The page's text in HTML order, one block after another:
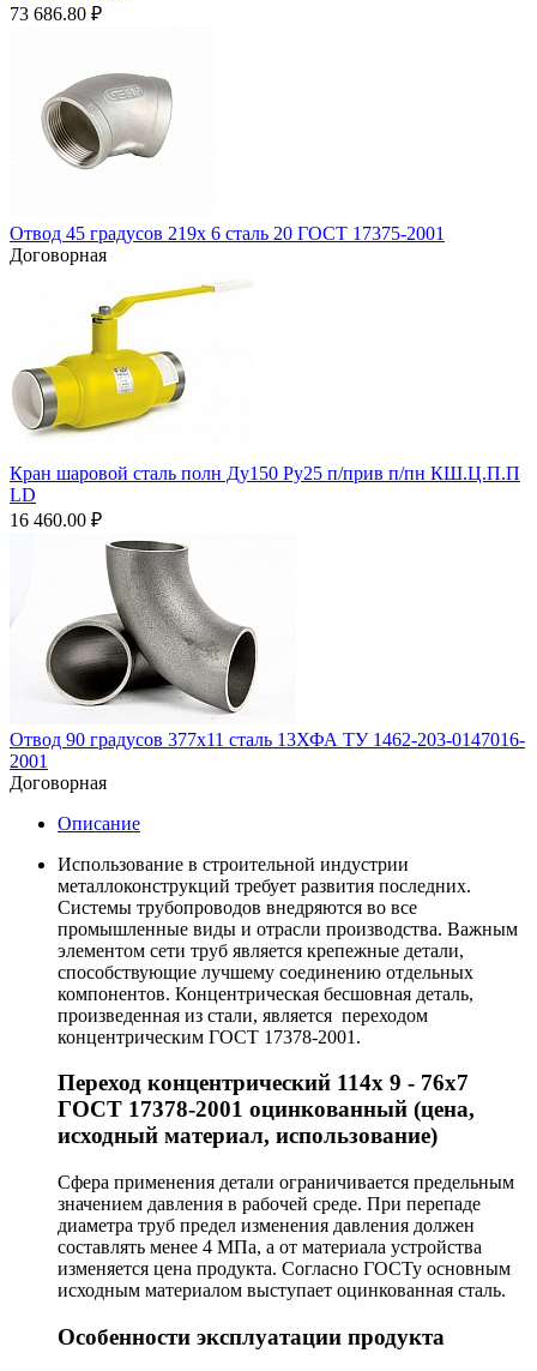
73 686.80 ₽
Отвод 45 градусов 219х 6 сталь 20 ГОСТ 17375-2001
Договорная
Кран шаровой сталь полн Ду150 Ру25 п/прив п/пн КШ.Ц.П.П
LD
16 460.00 ₽
Отвод 90 градусов 377х11 сталь 13ХФА ТУ 1462-203-0147016-
2001
Договорная
Описание
Использование в строительной индустрии
металлоконструкций требует развития последних.
Системы трубопроводов внедряются во все
промышленные виды и отрасли производства. Важным
элементом сети труб является крепежные детали,
способствующие лучшему соединению отдельных
компонентов. Концентрическая бесшовная деталь,
произведенная из стали, является переходом
концентрическим ГОСТ 17378-2001.
Переход концентрический 114х 9 - 76х7
ГОСТ 17378-2001 оцинкованный (цена,
исходный материал, использование)
Сфера применения детали ограничивается предельным
значением давления в рабочей среде. При перепаде
диаметра труб предел изменения давления должен
составлять менее 4 МПа, а от материала устройства
изменяется цена продукта. Согласно ГОСТу основным
исходным материалом выступает оцинкованная сталь.
Особенности эксплуатации продукта